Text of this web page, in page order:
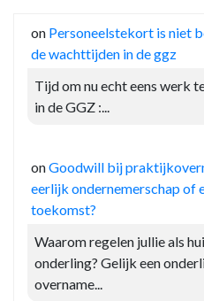
on Personeelstekort is niet
de wachttijden in de ggz
Tijd om nu echt eens werk
in de GGZ :...
onGoodwill bij
eerlijk ondernemerschap of
toekomst?
Waarom regelen jullie als
onderling? Gelijk een
overname...